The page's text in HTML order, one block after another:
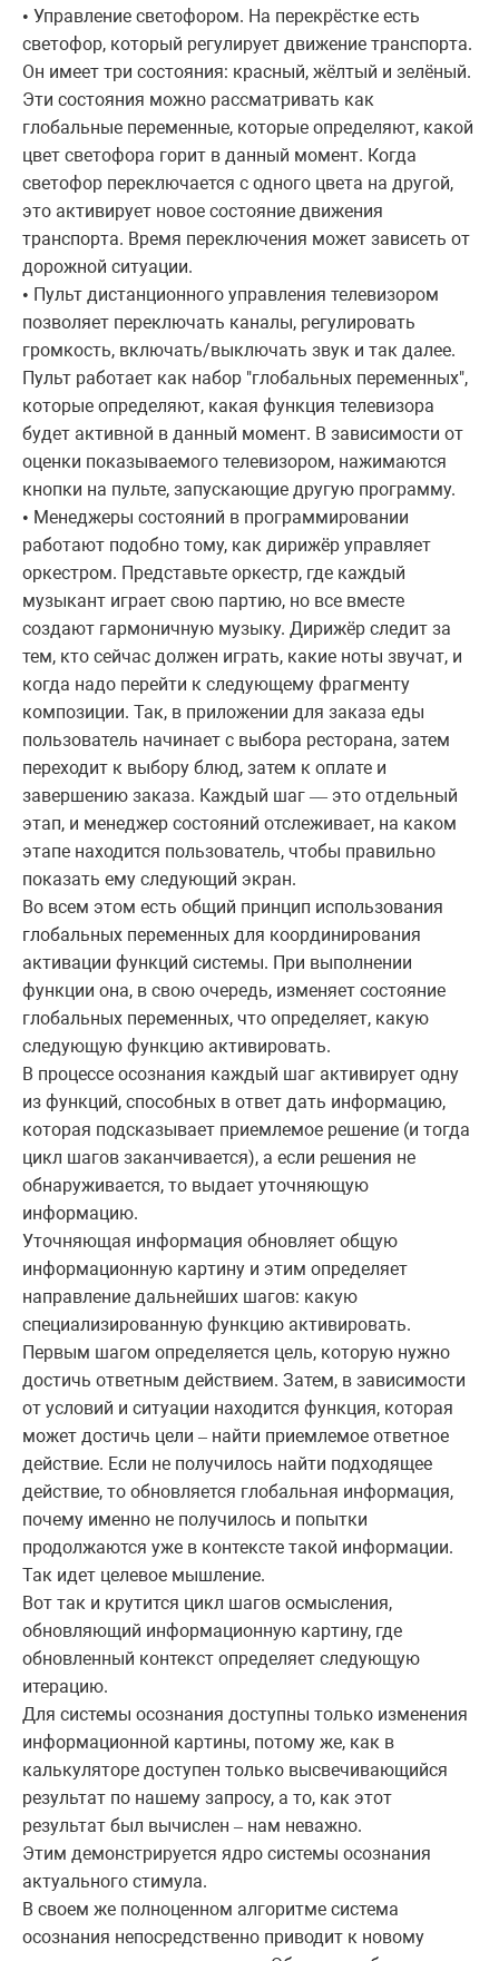
• Управление светофором. На перекрёстке есть
светофор, который регулирует движение транспорта.
Он имеет три состояния: красный, жёлтый и зелёный.
Эти состояния можно рассматривать как
глобальные переменные, которые определяют, какой
цвет светофора горит в данный момент. Когда
светофор переключается с одного цвета на другой,
это активирует новое состояние движения
транспорта. Время переключения может зависеть от
дорожной ситуации.
• Пульт дистанционного управления телевизором
позволяет переключать каналы, регулировать
громкость, включать/выключать звук и так далее.
Пульт работает как набор "глобальных переменных",
которые определяют, какая функция телевизора
будет активной в данный момент. В зависимости от
оценки показываемого телевизором, нажимаются
кнопки на пульте, запускающие другую программу.
• Менеджеры состояний в программировании
работают подобно тому, как дирижёр управляет
оркестром. Представьте оркестр, где каждый
музыкант играет свою партию, но все вместе
создают гармоничную музыку. Дирижёр следит за
тем, кто сейчас должен играть, какие ноты звучат, и
когда надо перейти к следующему фрагменту
композиции. Так, в приложении для заказа еды
пользователь начинает с выбора ресторана, затем
переходит к выбору блюд, затем к оплате и
завершению заказа. Каждый шаг — это отдельный
этап, и менеджер состояний отслеживает, на каком
этапе находится пользователь, чтобы правильно
показать ему следующий экран.
Во всем этом есть общий принцип использования
глобальных переменных для координирования
активации функций системы. При выполнении
функции она, в свою очередь, изменяет состояние
глобальных переменных, что определяет, какую
следующую функцию активировать.
В процессе осознания каждый шаг активирует одну
из функций, способных в ответ дать информацию,
которая подсказывает приемлемое решение (и тогда
цикл шагов заканчивается), а если решения не
обнаруживается, то выдает уточняющую
информацию.
Уточняющая информация обновляет общую
информационную картину и этим определяет
направление дальнейших шагов: какую
специализированную функцию активировать.
Первым шагом определяется цель, которую нужно
достичь ответным действием. Затем, в зависимости
от условий и ситуации находится функция, которая
может достичь цели – найти приемлемое ответное
действие. Если не получилось найти подходящее
действие, то обновляется глобальная информация,
почему именно не получилось и попытки
продолжаются уже в контексте такой информации.
Так идет целевое мышление.
Вот так и крутится цикл шагов осмысления,
обновляющий информационную картину, где
обновленный контекст определяет следующую
итерацию.
Для системы осознания доступны только изменения
информационной картины, потому же, как в
калькуляторе доступен только высвечивающийся
результат по нашему запросу, а то, как этот
результат был вычислен – нам неважно.
Этим демонстрируется ядро системы осознания
актуального стимула.
В своем же полноценном алгоритме система
осознания непосредственно приводит к новому